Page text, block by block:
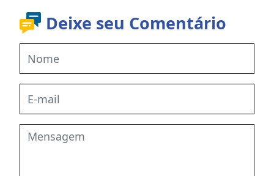
Deixe seu Comentário